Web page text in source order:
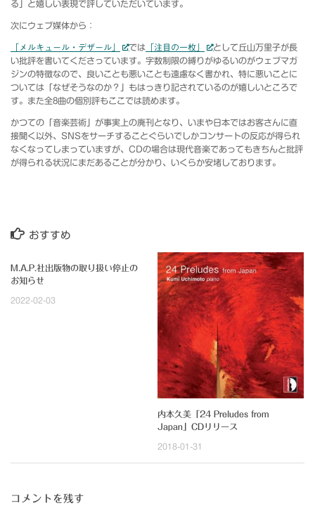
る」と嬉しい表現で評していただいています。
次にウェブ媒体から：
「メルキュール・デザール」 では 「注目の一枚」
として丘山万里子が長
い批評を書いてくださっています。字数制限の縛りがゆるいのがウェブマガ
ジンの特徴なので、良いことも悪いことも遠慮なく書かれ、特に悪いことに
ついては「なぜそうなのか？」もはっきり記されているのが嬉しいところで
す。また全8曲の個別評もここでは読めます。
かつての「音楽芸術」が事実上の廃刊となり、いまや日本ではお客さんに直
接聞く以外、SNSをサーチすることぐらいでしかコンサートの反応が得られ
なくなってしまっていますが、CDの場合は現代音楽であってもきちんと批評
が得られる状況にまだあることが分かり、いくらか安堵しております。
おすすめ
M.A.P.社出版物の取り扱い停止の
お知らせ
2022-02-03
内本久美「24 Preludes from
Japan」CDリリース
2018-01-31
コメントを残す